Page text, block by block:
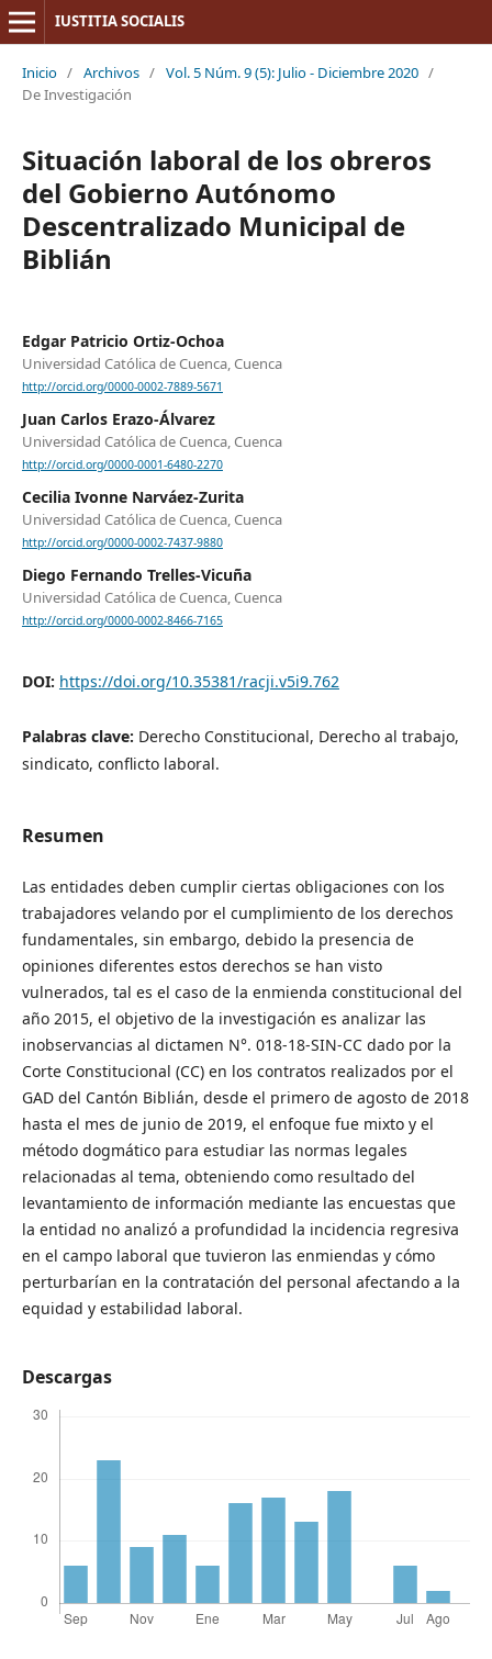
IUSTITIA SOCIALIS
Inicio / Archivos / Vol. 5 Núm. 9 (5): Julio - Diciembre 2020 /
De Investigación
Situación laboral de los obreros
del Gobierno Autónomo
Descentralizado Municipal de
Biblián
Edgar Patricio Ortiz-Ochoa
Universidad Católica de Cuenca, Cuenca
http://orcid.org/0000-0002-7889-5671
Juan Carlos Erazo-Álvarez
Universidad Católica de Cuenca, Cuenca
http://orcid.org/0000-0001-6480-2270
Cecilia Ivonne Narváez-Zurita
Universidad Católica de Cuenca, Cuenca
http://orcid.org/0000-0002-7437-9880
Diego Fernando Trelles-Vicuña
Universidad Católica de Cuenca, Cuenca
http://orcid.org/0000-0002-8466-7165
DOI: https://doi.org/10.35381/racji.v5i9.762
Palabras clave: Derecho Constitucional, Derecho al trabajo,
sindicato, conflicto laboral.
Resumen
Las entidades deben cumplir ciertas obligaciones con los
trabajadores velando por el cumplimiento de los derechos
fundamentales, sin embargo, debido la presencia de
opiniones diferentes estos derechos se han visto
vulnerados, tal es el caso de la enmienda constitucional del
año 2015, el objetivo de la investigación es analizar las
inobservancias al dictamen N°. 018-18-SIN-CC dado por la
Corte Constitucional (CC) en los contratos realizados por el
GAD del Cantón Biblián, desde el primero de agosto de 2018
hasta el mes de junio de 2019, el enfoque fue mixto y el
método dogmático para estudiar las normas legales
relacionadas al tema, obteniendo como resultado del
levantamiento de información mediante las encuestas que
la entidad no analizó a profundidad la incidencia regresiva
en el campo laboral que tuvieron las enmiendas y cómo
perturbarían en la contratación del personal afectando a la
equidad y estabilidad laboral.
Descargas